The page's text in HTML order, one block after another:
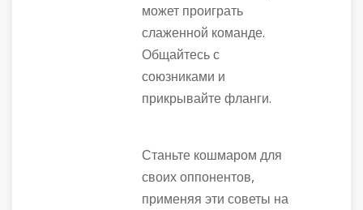
может проиграть
слаженной команде.
Общайтесь с
союзниками и
прикрывайте фланги.
Станьте кошмаром для
своих оппонентов,
применяя эти советы на